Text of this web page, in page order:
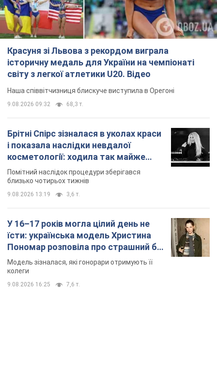
Красуня зі Львова з рекордом виграла
історичну медаль для України на чемпіонаті
світу з легкої атлетики U20. Відео
Наша співвітчизниця блискуче виступила в Орегоні
9.08.2026 09:32 68,3 т.
Брітні Спірс зізналася в уколах краси
і показала наслідки невдалої
косметології: ходила так майже
місяць
Помітний наслідок процедури зберігався
близько чотирьох тижнів
9.08.2026 13:19 3,6 т.
У 16–17 років могла цілий день не
їсти: українська модель Христина
Пономар розповіла про страшний бік
модельної кар’єри
Модель зізналася, які гонорари отримують її
колеги
9.08.2026 16:25 7,6 т.